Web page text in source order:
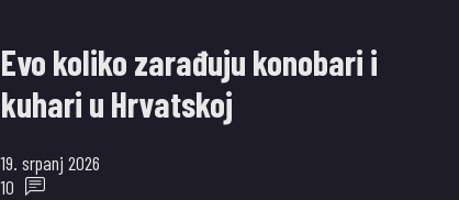
Evo koliko zarađuju konobari i
kuhari u Hrvatskoj
19. srpanj 2026
10